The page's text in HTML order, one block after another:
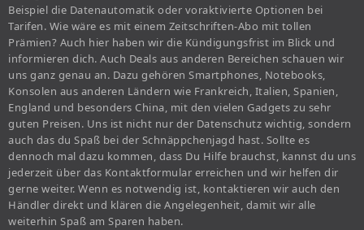
Beispiel die Datenautomatik oder voraktivierte Optionen bei
Tarifen. Wie wäre es mit einem Zeitschriften-Abo mit tollen
Prämien? Auch hier haben wir die Kündigungsfrist im Blick und
informieren dich. Auch Deals aus anderen Bereichen schauen wir
uns ganz genau an. Dazu gehören Smartphones, Notebooks,
Konsolen aus anderen Ländern wie Frankreich, Italien, Spanien,
England und besonders China, mit den vielen Gadgets zu sehr
guten Preisen. Uns ist nicht nur der Datenschutz wichtig, sondern
auch das du Spaß bei der Schnäppchenjagd hast. Sollte es
dennoch mal dazu kommen, dass Du Hilfe brauchst, kannst du uns
jederzeit über das Kontaktformular erreichen und wir helfen dir
gerne weiter. Wenn es notwendig ist, kontaktieren wir auch den
Händler direkt und klären die Angelegenheit, damit wir alle
weiterhin Spaß am Sparen haben.